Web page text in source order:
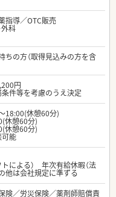
指導／OTC販売
外科
ちの方（取得見込みの方を含
円
件等を考慮のうえ決定
18:00(休憩60分)
休憩60分)
休憩60分)
可能
トによる） 年次有給休暇（法
他は会社規定に準ずる
険／労災保険／薬剤師賠償責